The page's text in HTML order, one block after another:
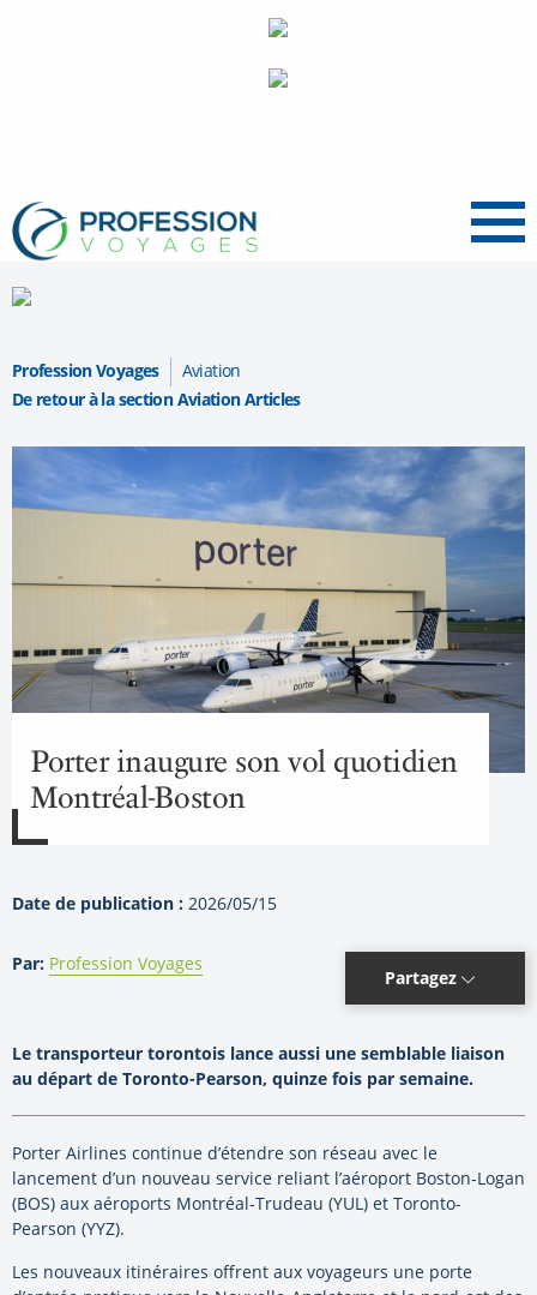
Menu
Profession Voyages
Aviation
De retour à la section Aviation Articles
Porter inaugure son vol quotidien
Montréal-Boston
Date de publication : 2026/05/15
Par: Profession Voyages
Partagez
Le transporteur torontois lance aussi une semblable liaison
au départ de Toronto-Pearson, quinze fois par semaine.
Porter Airlines continue d’étendre son réseau avec le
lancement d’un nouveau service reliant l’aéroport Boston-Logan
(BOS) aux aéroports Montréal‑Trudeau (YUL) et Toronto-
Pearson (YYZ).
Les nouveaux itinéraires offrent aux voyageurs une porte